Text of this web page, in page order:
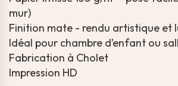
mur)
Finition mate - rendu artistique et
Idéal pour chambre d’enfant ou
Fabrication à Cholet
Impression HD